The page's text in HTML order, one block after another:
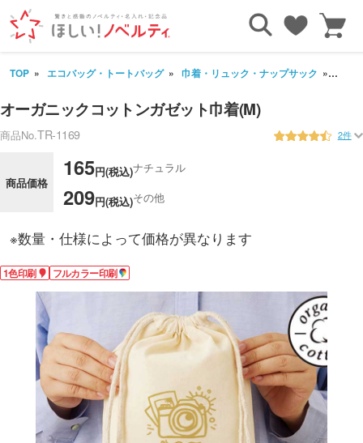
TOP エコバッグ・トートバッグ 巾着・リュック・ナップサック オー
オーガニックコットンガゼット巾着(M)
商品No.TR-1169 2件
商品価格
165円(税込)ナチュラル
209円(税込)その他
※数量・仕様によって価格が異なります
1色印刷 フルカラー印刷